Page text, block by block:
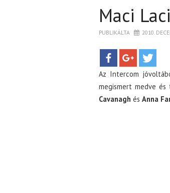
Maci
PUBLIKÁLTA 2010.
Az Intercom
megismert medve
Cavanagh és Anna